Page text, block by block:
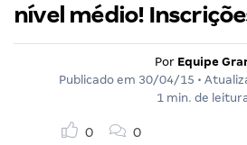
nível médio!
Por Equipe
Publicado em 30/04/15 •
1 min. de
0 0